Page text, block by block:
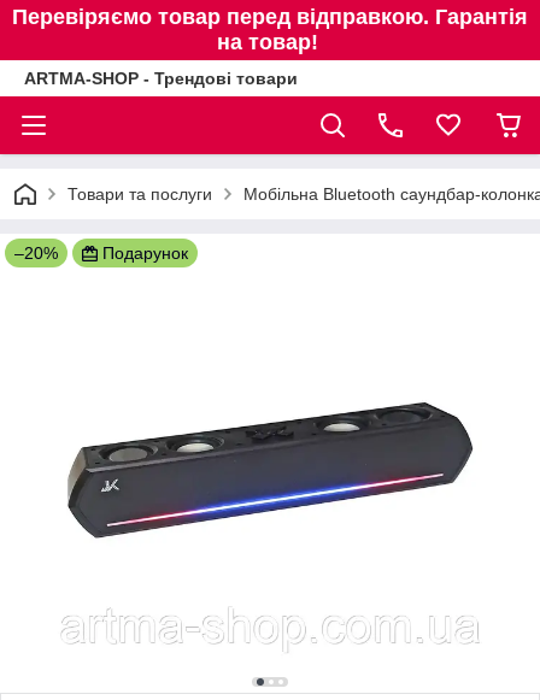
Перевіряємо товар перед відправкою. Гарантія
на товар!
ARTMA-SHOP - Трендові товари
Товари та послуги Мобільна Bluetooth саундбар-
–20% Подарунок